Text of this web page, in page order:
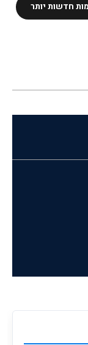
חדשות יותר